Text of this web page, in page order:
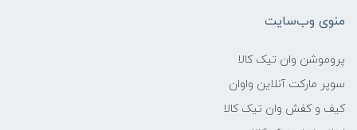
منوی وب‌سایت
پروموشن وان تیک کالا
سوپر مارکت آنلاین واوان
کیف و کفش وان تیک کالا